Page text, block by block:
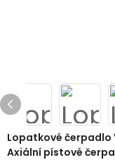
Lopatkové čerpadlo
Axiální pístové